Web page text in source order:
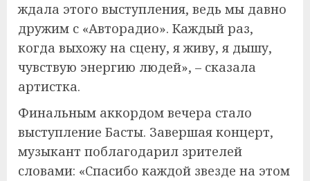
ждала этого выступления, ведь мы давно
дружим с «Авторадио». Каждый раз,
когда выхожу на сцену, я живу, я дышу,
чувствую энергию людей», – сказала
артистка.
Финальным аккордом вечера стало
выступление Басты. Завершая концерт,
музыкант поблагодарил зрителей
словами: «Спасибо каждой звезде на этом